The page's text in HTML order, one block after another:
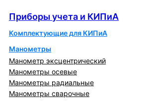
Приборы учета и КИПиА
Комплектующие для КИПиА
Манометры
Манометр эксцентрический
Манометры осевые
Манометры радиальные
Манометры сварочные